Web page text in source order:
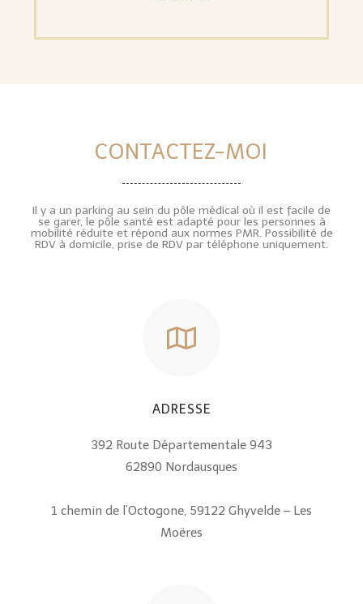
CONTACTEZ-MOI
Il y a un parking au sein du pôle médical où il est facile de
se garer, le pôle santé est adapté pour les personnes à
mobilité réduite et répond aux normes PMR. Possibilité de
RDV à domicile, prise de RDV par téléphone uniquement.
ADRESSE
392 Route Départementale 943
62890 Nordausques
1 chemin de l’Octogone, 59122 Ghyvelde – Les
Moëres